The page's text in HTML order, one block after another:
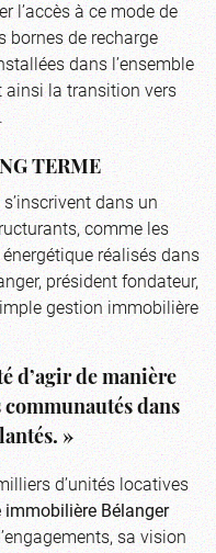
l’accès à ce mode de
bornes de recharge
dans l’ensemble
ainsi la transition vers
TERME
dans un
comme les
réalisés dans
président fondateur,
gestion immobilière
d’agir de manière
dans
»
d’unités locatives
Bélanger
sa vision